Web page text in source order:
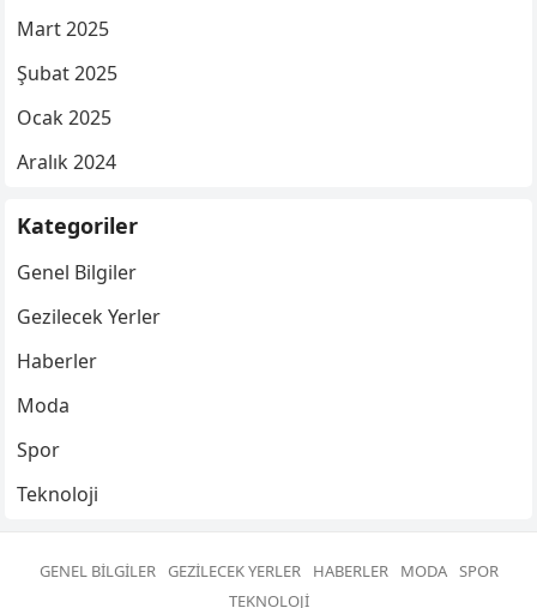
Mart 2025
Şubat 2025
Ocak 2025
Aralık 2024
Kategoriler
Genel Bilgiler
Gezilecek Yerler
Haberler
Moda
Spor
Teknoloji
GENEL BILGILER GEZILECEK YERLER HABERLER MODA SPOR
TEKNOLOJI